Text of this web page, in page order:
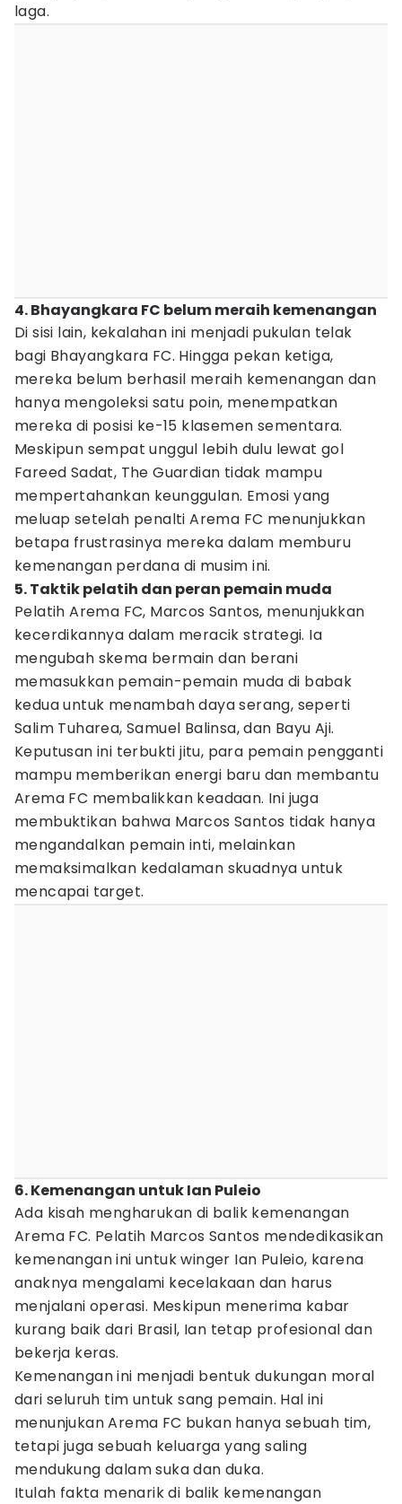
laga.
4. Bhayangkara FC belum meraih kemenangan
Di sisi lain, kekalahan ini menjadi pukulan telak
bagi Bhayangkara FC. Hingga pekan ketiga,
mereka belum berhasil meraih kemenangan dan
hanya mengoleksi satu poin, menempatkan
mereka di posisi ke-15 klasemen sementara.
Meskipun sempat unggul lebih dulu lewat gol
Fareed Sadat, The Guardian tidak mampu
mempertahankan keunggulan. Emosi yang
meluap setelah penalti Arema FC menunjukkan
betapa frustrasinya mereka dalam memburu
kemenangan perdana di musim ini.
5. Taktik pelatih dan peran pemain muda
Pelatih Arema FC, Marcos Santos, menunjukkan
kecerdikannya dalam meracik strategi. Ia
mengubah skema bermain dan berani
memasukkan pemain-pemain muda di babak
kedua untuk menambah daya serang, seperti
Salim Tuharea, Samuel Balinsa, dan Bayu Aji.
Keputusan ini terbukti jitu, para pemain pengganti
mampu memberikan energi baru dan membantu
Arema FC membalikkan keadaan. Ini juga
membuktikan bahwa Marcos Santos tidak hanya
mengandalkan pemain inti, melainkan
memaksimalkan kedalaman skuadnya untuk
mencapai target.
6. Kemenangan untuk Ian Puleio
Ada kisah mengharukan di balik kemenangan
Arema FC. Pelatih Marcos Santos mendedikasikan
kemenangan ini untuk winger Ian Puleio, karena
anaknya mengalami kecelakaan dan harus
menjalani operasi. Meskipun menerima kabar
kurang baik dari Brasil, Ian tetap profesional dan
bekerja keras.
Kemenangan ini menjadi bentuk dukungan moral
dari seluruh tim untuk sang pemain. Hal ini
menunjukan Arema FC bukan hanya sebuah tim,
tetapi juga sebuah keluarga yang saling
mendukung dalam suka dan duka.
Itulah fakta menarik di balik kemenangan